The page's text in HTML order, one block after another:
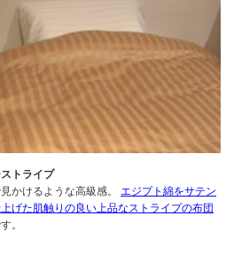
トライプ
かけるような高級感。 エジプト綿をサテン
げた肌触りの良い上品なストライプの布団
。